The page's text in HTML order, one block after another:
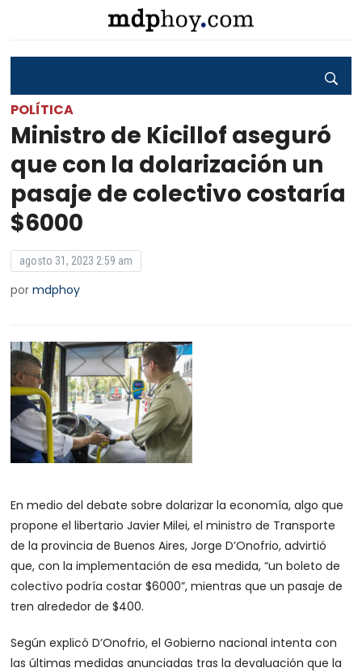
POLÍTICA
Ministro de Kicillof aseguró
que con la dolarización un
pasaje de colectivo costaría
$6000
agosto 31, 2023 2:59 am
pormdphoy
En medio del debate sobre dolarizar la economía, algo que
propone el libertario Javier Milei, el ministro de Transporte
de la provincia de Buenos Aires, Jorge D’Onofrio, advirtió
que, con la implementación de esa medida, “un boleto de
colectivo podría costar $6000”, mientras que un pasaje de
tren alrededor de $400.
Según explicó D’Onofrio, el Gobierno nacional intenta con
las últimas medidas anunciadas tras la devaluación que la